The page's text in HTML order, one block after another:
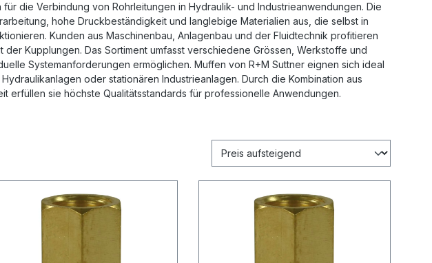
die Verbindung von Rohrleitungen in Hydraulik- und Industrieanwendungen. Die
hohe Druckbeständigkeit und langlebige Materialien aus, die selbst in
Kunden aus Maschinenbau, Anlagenbau und der Fluidtechnik profitieren
Kupplungen. Das Sortiment umfasst verschiedene Grössen, Werkstoffe und
Systemanforderungen ermöglichen. Muffen von R+M Suttner eignen sich ideal
oder stationären Industrieanlagen. Durch die Kombination aus
erfüllen sie höchste Qualitätsstandards für professionelle Anwendungen.